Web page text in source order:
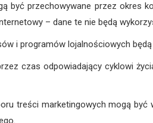
być przechowywane przez okres
– dane te nie będą
i programów lojalnościowych
czas odpowiadający cyklowi
treści marketingowych mogą